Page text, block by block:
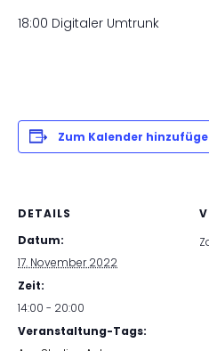
18:00 Digitaler Umtrunk
Zum Kalender
DETAILS
Datum:
17. November 2022
Zeit:
14:00 - 20:00
Veranstaltung-Tags: